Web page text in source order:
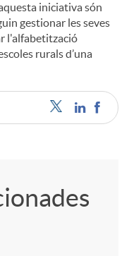
iniciativa són
gestionar les seves
l'alfabetització
rurals d’una